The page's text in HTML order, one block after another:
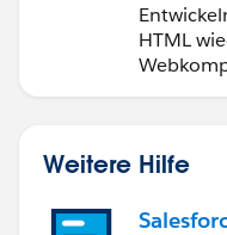
HTML
Weitere Hilfe